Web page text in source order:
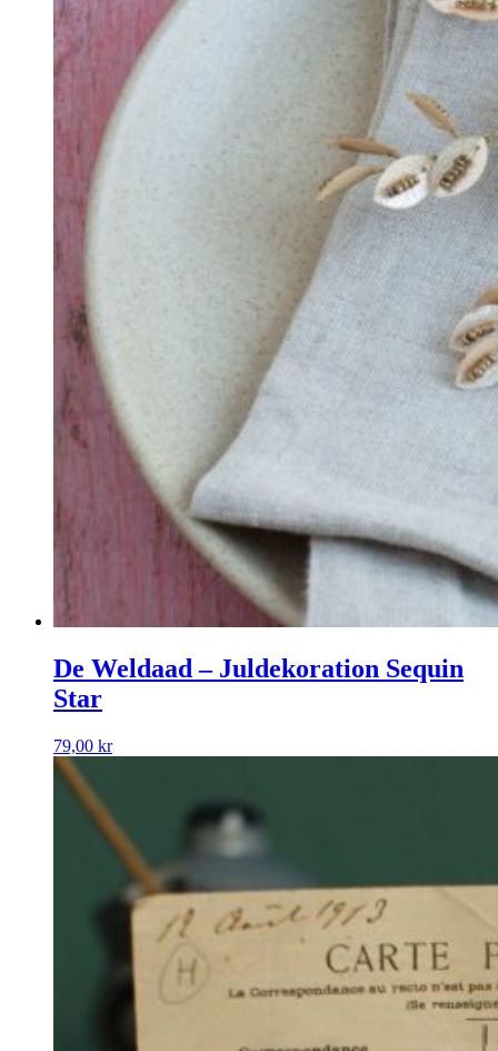
De Weldaad – Juldekoration Sequin
Star
79,00 kr